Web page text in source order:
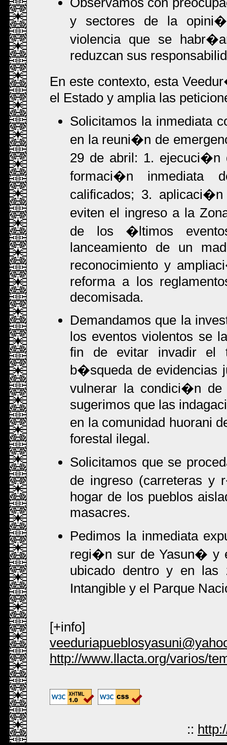
y sectores de la
violencia que se
reduzcan sus
En este contexto, esta
el Estado y amplia las
Solicitamos la inmediata
en la reuni�n de
29 de abril: 1. ejecuci�n
formaci�n inmediata
calificados; 3.
eviten el ingreso a la
de los �ltimos
lanceamiento de un
reconocimiento y
reforma a los
decomisada.
Demandamos que la
los eventos violentos se
fin de evitar invadir el
b�squeda de evidencias
vulnerar la condici�n
sugerimos que las
en la comunidad huorani
forestal ilegal.
Solicitamos que se
de ingreso (carreteras
hogar de los pueblos
masacres.
Pedimos la inmediata
regi�n sur de Yasun� y
ubicado dentro y en las
Intangible y el Parque
[+info]
http://www.llacta.org/varios/
::